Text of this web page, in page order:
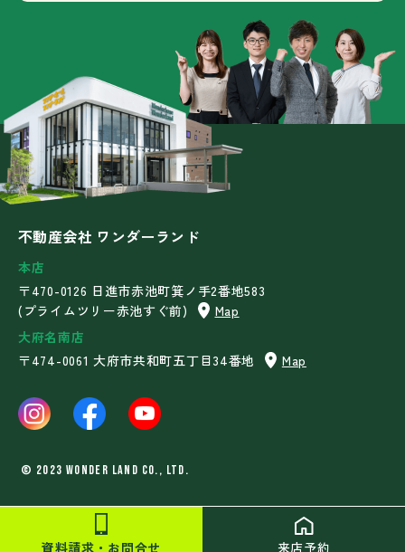
資料請求・お問合せ 来店予約
不動産会社 ワンダーランド
本店
〒470-0126 日進市赤池町箕ノ手2番地583
(プライムツリー赤池すぐ前)
Map
大府名南店
〒474-0061 大府市共和町五丁目34番地
Map
©︎ 2023 WONDER LAND Co., Ltd.